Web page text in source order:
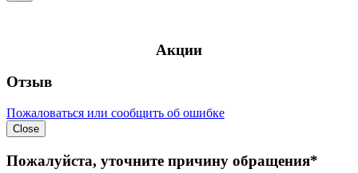
Акции
Отзыв
Пожаловаться или сообщить об ошибке
Close
Пожалуйста, уточните причину обращения*